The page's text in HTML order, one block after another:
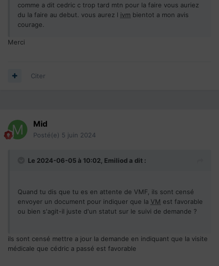
comme a dit cedric c trop tard mtn pour la faire vous auriez
du la faire au debut. vous aurez l ivm bientot a mon avis
courage.
Merci
Citer
Mid
Posté(e) 5 juin 2024
Le 2024-06-05 à 10:02, Emilioda dit :
Quand tu dis que tu es en attente de VMF, ils sont censé
envoyer un document pour indiquer que la VM est favorable
ou bien s'agit-il juste d'un statut sur le suivi de demande ?
ils sont censé mettre a jour la demande en indiquant que la visite
médicale que cédric a passé est favorable